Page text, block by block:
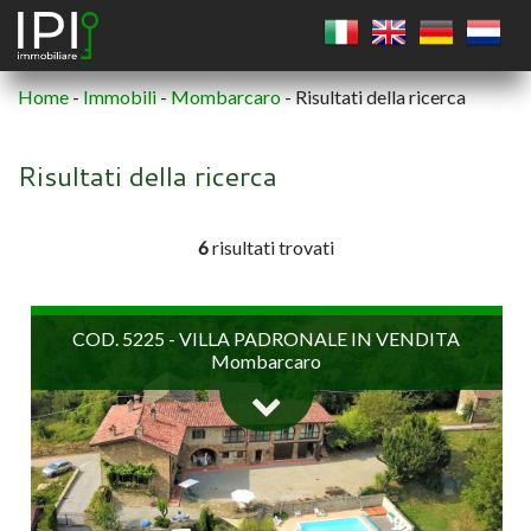
Home-Immobili-Mombarcaro-Risultati della ricerca
Risultati della ricerca
6risultati trovati
COD. 5225 - VILLA PADRONALE IN VENDITA
Mombarcaro